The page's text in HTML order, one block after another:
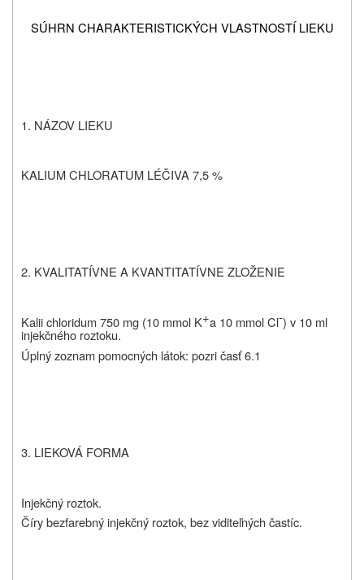
SÚHRN CHARAKTERISTICKÝCH VLASTNOSTÍ LIEKU
1. NÁZOV LIEKU
KALIUM CHLORATUM LÉČIVA 7,5 %
2. KVALITATÍVNE A KVANTITATÍVNE ZLOŽENIE
Kalii chloridum 750 mg (10 mmol K+a 10 mmol Cl-) v 10 ml
injekčného roztoku.
Úplný zoznam pomocných látok: pozri časť 6.1
3. LIEKOVÁ FORMA
Injekčný roztok.
Číry bezfarebný injekčný roztok, bez viditeľných častíc.